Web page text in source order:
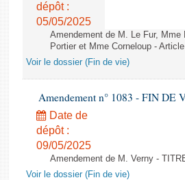
dépôt :
05/05/2025
Amendement de M. Le Fur,
Portier et Mme Corneloup -
Voir le dossier (Fin de vie)
Amendement n° 1083 - FIN DE
Date de
dépôt :
09/05/2025
Amendement de M. Verny -
Voir le dossier (Fin de vie)